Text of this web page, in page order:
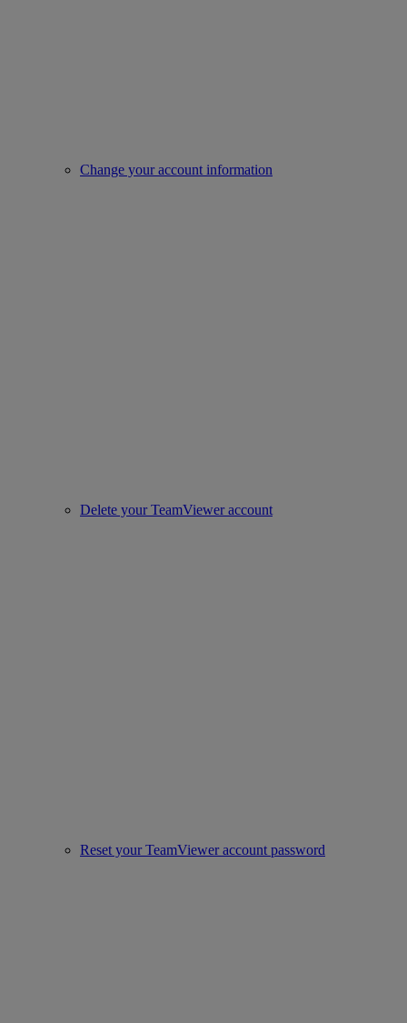
Change your account information
Delete your TeamViewer account
Reset your TeamViewer account password